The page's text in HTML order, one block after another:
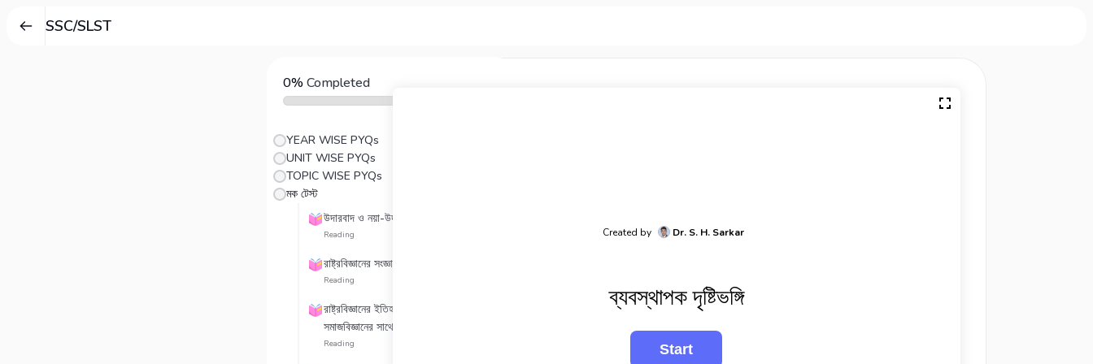
SSC/SLST
0%Completed
YEAR WISE PYQs
UNIT WISE PYQs
TOPIC WISE PYQs
মক টেস্ট
উদারবাদ ও নয়া-উদারবাদ
Reading
রাষ্ট্রবিজ্ঞানের সংজ্ঞা, প্রকৃতি ও পরিসর
Reading
রাষ্ট্রবিজ্ঞানের ইতিহাস, অর্থনীতি, দর্শন ও
সমাজবিজ্ঞানের সাথে সম্পর্ক
Reading
Created by Dr. S. H. Sarkar
ব্যবস্থাপক দৃষ্টিভঙ্গি